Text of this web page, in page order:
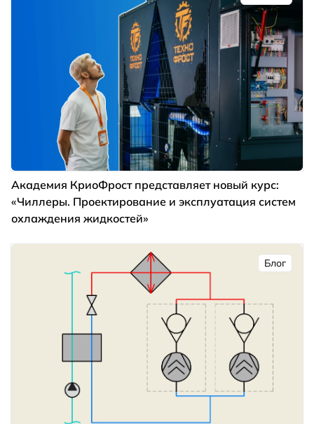
Академия КриоФрост представляет новый курс:
«Чиллеры. Проектирование и эксплуатация систем
охлаждения жидкостей»
Блог